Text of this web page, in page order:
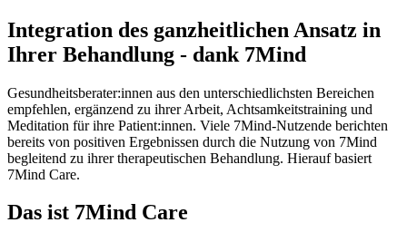
Integration des ganzheitlichen Ansatz in
Ihrer Behandlung - dank 7Mind
Gesundheitsberater:innen aus den unterschiedlichsten Bereichen
empfehlen, ergänzend zu ihrer Arbeit, Achtsamkeitstraining und
Meditation für ihre Patient:innen. Viele 7Mind-Nutzende berichten
bereits von positiven Ergebnissen durch die Nutzung von 7Mind
begleitend zu ihrer therapeutischen Behandlung. Hierauf basiert
7Mind Care.
Das ist 7Mind Care